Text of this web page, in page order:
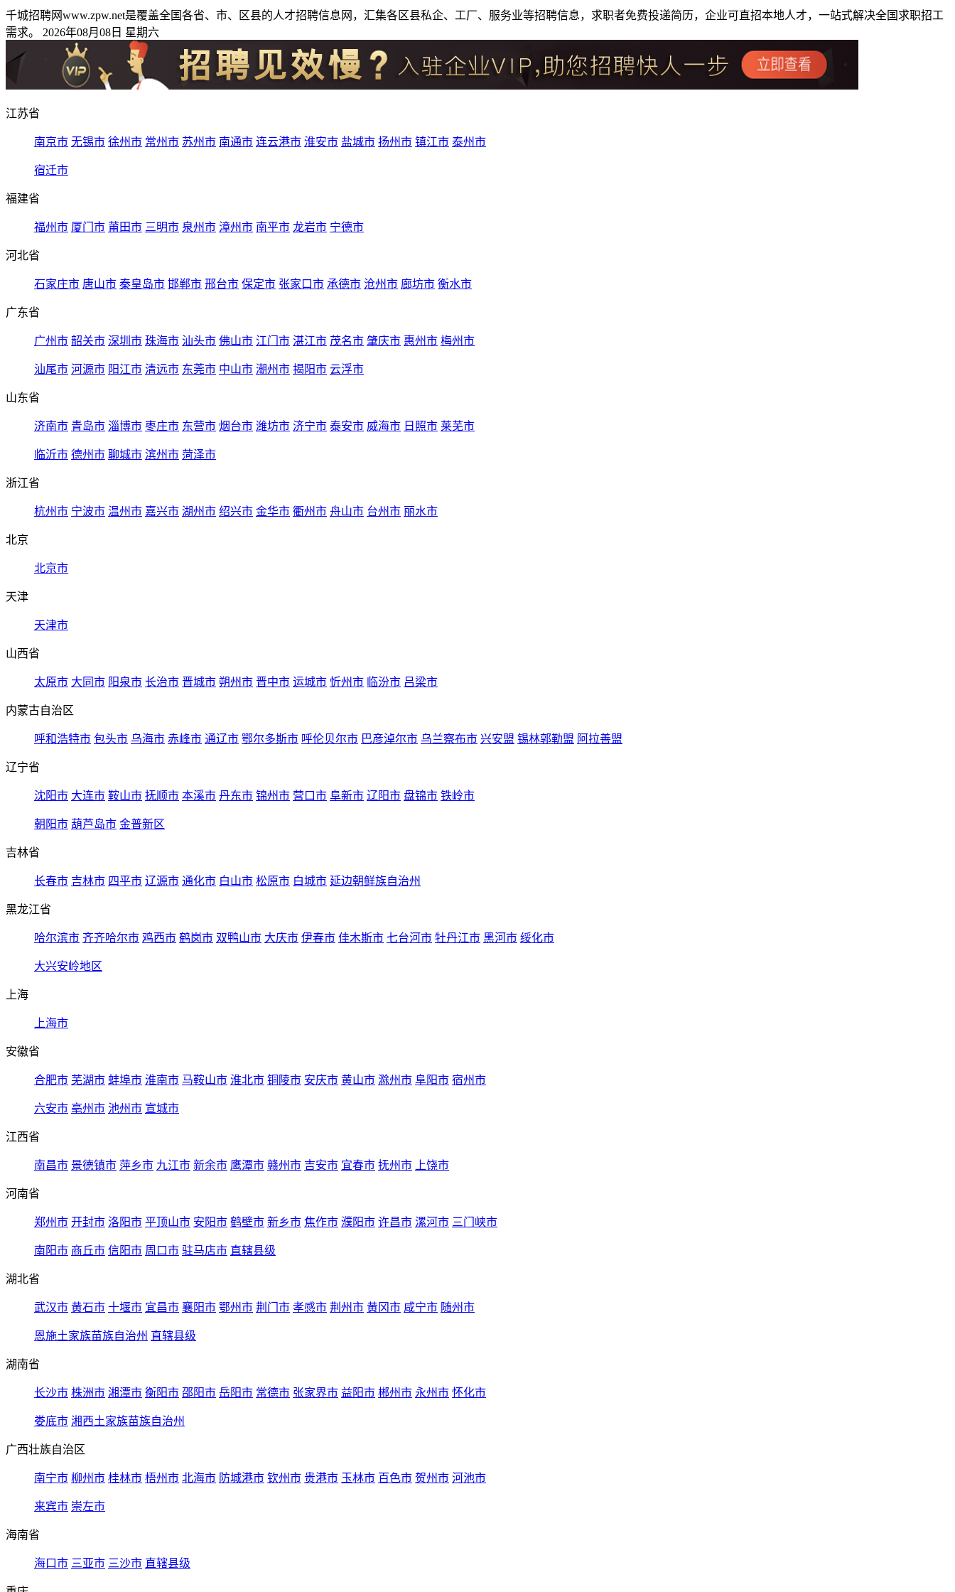
千城招聘网www.zpw.net是覆盖全国各省、市、区县的人才招聘信息网，汇集各区县私企、工厂、服务业等招聘信息，求职者免费投递简历，企业可直招本地人才，一站式解决全国求职招工
需求。 2026年08月08日 星期六
江苏省
南京市 无锡市 徐州市 常州市 苏州市 南通市 连云港市 淮安市 盐城市 扬州市 镇江市 泰州市
宿迁市
福建省
福州市 厦门市 莆田市 三明市 泉州市 漳州市 南平市 龙岩市 宁德市
河北省
石家庄市 唐山市 秦皇岛市 邯郸市 邢台市 保定市 张家口市 承德市 沧州市 廊坊市 衡水市
广东省
广州市 韶关市 深圳市 珠海市 汕头市 佛山市 江门市 湛江市 茂名市 肇庆市 惠州市 梅州市
汕尾市 河源市 阳江市 清远市 东莞市 中山市 潮州市 揭阳市 云浮市
山东省
济南市 青岛市 淄博市 枣庄市 东营市 烟台市 潍坊市 济宁市 泰安市 威海市 日照市 莱芜市
临沂市 德州市 聊城市 滨州市 菏泽市
浙江省
杭州市 宁波市 温州市 嘉兴市 湖州市 绍兴市 金华市 衢州市 舟山市 台州市 丽水市
北京
北京市
天津
天津市
山西省
太原市 大同市 阳泉市 长治市 晋城市 朔州市 晋中市 运城市 忻州市 临汾市 吕梁市
内蒙古自治区
呼和浩特市 包头市 乌海市 赤峰市 通辽市 鄂尔多斯市 呼伦贝尔市 巴彦淖尔市 乌兰察布市 兴安盟 锡林郭勒盟 阿拉善盟
辽宁省
沈阳市 大连市 鞍山市 抚顺市 本溪市 丹东市 锦州市 营口市 阜新市 辽阳市 盘锦市 铁岭市
朝阳市 葫芦岛市 金普新区
吉林省
长春市 吉林市 四平市 辽源市 通化市 白山市 松原市 白城市 延边朝鲜族自治州
黑龙江省
哈尔滨市 齐齐哈尔市 鸡西市 鹤岗市 双鸭山市 大庆市 伊春市 佳木斯市 七台河市 牡丹江市 黑河市 绥化市
大兴安岭地区
上海
上海市
安徽省
合肥市 芜湖市 蚌埠市 淮南市 马鞍山市 淮北市 铜陵市 安庆市 黄山市 滁州市 阜阳市 宿州市
六安市 亳州市 池州市 宣城市
江西省
南昌市 景德镇市 萍乡市 九江市 新余市 鹰潭市 赣州市 吉安市 宜春市 抚州市 上饶市
河南省
郑州市 开封市 洛阳市 平顶山市 安阳市 鹤壁市 新乡市 焦作市 濮阳市 许昌市 漯河市 三门峡市
南阳市 商丘市 信阳市 周口市 驻马店市 直辖县级
湖北省
武汉市 黄石市 十堰市 宜昌市 襄阳市 鄂州市 荆门市 孝感市 荆州市 黄冈市 咸宁市 随州市
恩施土家族苗族自治州 直辖县级
湖南省
长沙市 株洲市 湘潭市 衡阳市 邵阳市 岳阳市 常德市 张家界市 益阳市 郴州市 永州市 怀化市
娄底市 湘西土家族苗族自治州
广西壮族自治区
南宁市 柳州市 桂林市 梧州市 北海市 防城港市 钦州市 贵港市 玉林市 百色市 贺州市 河池市
来宾市 崇左市
海南省
海口市 三亚市 三沙市 直辖县级